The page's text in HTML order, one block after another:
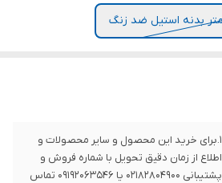
1.برای خرید این محصول و سایر محصولات و
اطلاع از زمان دقیق تحویل با شماره فروش و
پشتیبانی 02182804900 یا 09192063546 تماس